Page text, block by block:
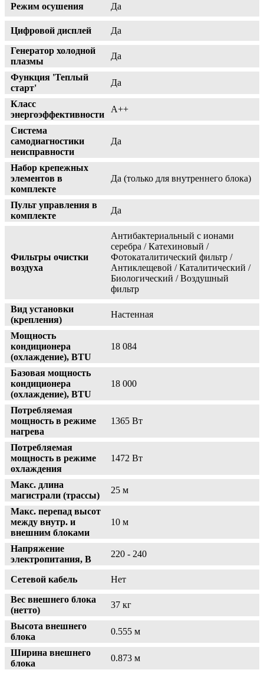
Режим осушения Да
Цифровой дисплей
Да
Генератор холодной
плазмы
Да
Функция 'Теплый
старт'
Да
Класс
энергоэффективности
A++
Система
самодиагностики
неисправности
Да
Набор крепежных
элементов в
комплекте
Да (только для внутреннего блока)
Пульт управления в
комплекте
Да
Фильтры очистки
воздуха
Антибактериальный с ионами
серебра / Катехиновый /
Фотокаталитический фильтр /
Антиклещевой / Каталитический /
Биологический / Воздушный
фильтр
Вид установки
(крепления)
Настенная
Мощность
кондиционера
(охлаждение), BTU
18 084
Базовая мощность
кондиционера
(охлаждение), BTU
18 000
Потребляемая
мощность в режиме
нагрева
1365 Вт
Потребляемая
мощность в режиме
охлаждения
1472 Вт
Макс. длина
магистрали (трассы)
25 м
Макс. перепад высот
между внутр. и
внешним блоками
10 м
Напряжение
электропитания, В
220 - 240
Сетевой кабель
Нет
Вес внешнего блока
(нетто)
37 кг
Высота внешнего
блока
0.555 м
Ширина внешнего
блока
0.873 м